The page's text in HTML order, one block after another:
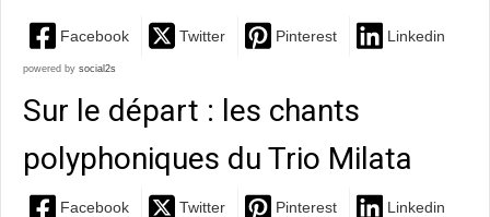
Facebook Twitter Pinterest Linkedin
powered by social2s
Sur le départ : les chants
polyphoniques du Trio Milata
Facebook Twitter Pinterest Linkedin